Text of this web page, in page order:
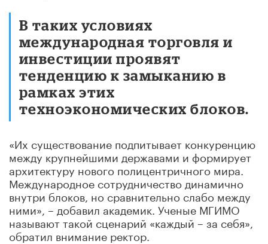
В таких условиях
международная торговля и
инвестиции проявят
тенденцию к замыканию в
рамках этих
техноэкономических блоков.
«Их существование подпитывает конкуренцию
между крупнейшими державами и формирует
архитектуру нового полицентричного мира.
Международное сотрудничество динамично
внутри блоков, но сравнительно слабо между
ними», – добавил академик. Ученые МГИМО
называют такой сценарий «каждый – за себя»,
обратил внимание ректор.